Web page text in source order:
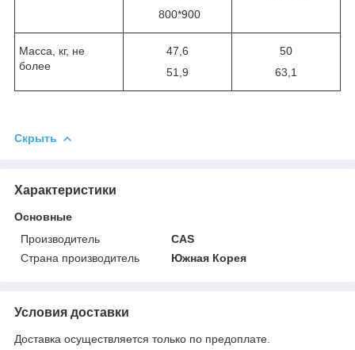
800*900
Масса, кг, не
более
47,6
51,9
50
63,1
Скрыть
Характеристики
Основные
Производитель
CAS
Страна производитель
Южная Корея
Условия доставки
Доставка осуществляется только по предоплате.